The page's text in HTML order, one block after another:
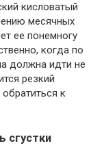
кисловатый
месячных
ее понемногу
когда по
должна идти не
резкий
к
сгустки